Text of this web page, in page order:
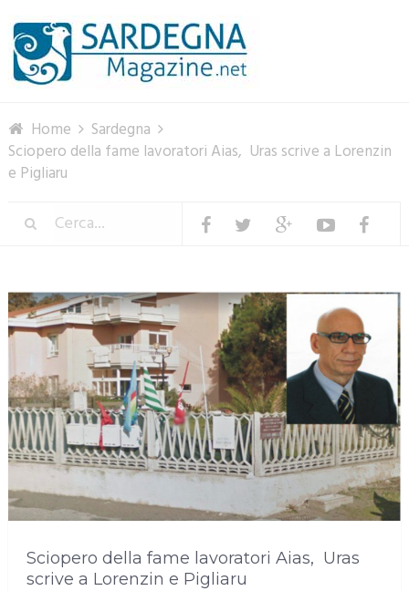
Home
Sardegna
Sciopero della fame lavoratori Aias, Uras scrive a Lorenzin
e Pigliaru
Sciopero della fame lavoratori Aias, Uras
scrive a Lorenzin e Pigliaru